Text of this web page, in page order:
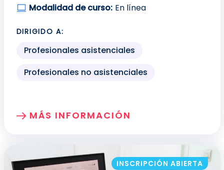
Modalidad de curso: En línea
DIRIGIDO A:
Profesionales asistenciales
Profesionales no asistenciales
MÁS INFORMACIÓN
SOBRE: PREVENCIÓN DE RIESGOS
INSCRIPCIÓN ABIERTA